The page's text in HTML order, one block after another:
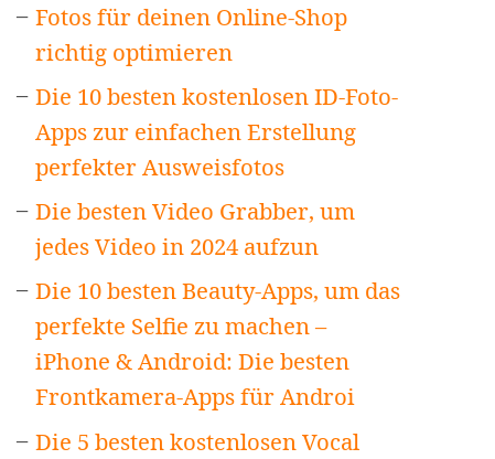
Fotos für deinen Online-Shop
richtig optimieren
Die 10 besten kostenlosen ID-Foto-
Apps zur einfachen Erstellung
perfekter Ausweisfotos
Die besten Video Grabber, um
jedes Video in 2024 aufzun
Die 10 besten Beauty-Apps, um das
perfekte Selfie zu machen –
iPhone & Android: Die besten
Frontkamera-Apps für Androi
Die 5 besten kostenlosen Vocal